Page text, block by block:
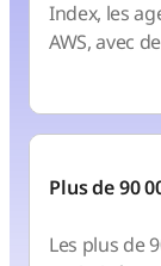
Index, les
AWS, avec
Plus de 90
Les plus de